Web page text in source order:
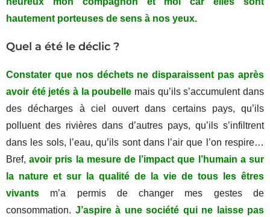
hautement porteuses de sens à nos yeux.
Quel a été le déclic ?
Constater que nos déchets ne disparaissent pas après
avoir été jetés à la poubelle mais qu’ils s’accumulent dans
des décharges à ciel ouvert dans certains pays, qu’ils
polluent des rivières dans d’autres pays, qu’ils s’infiltrent
dans les sols, l’eau, qu’ils sont dans l’air que l’on respire…
Bref,avoir pris la mesure de l’impact que l’humain a sur
la nature et sur la qualité de la vie de tous les êtres
vivants m’a permis de changer mes gestes de
consommation. J’aspire à une société qui ne laisse pas